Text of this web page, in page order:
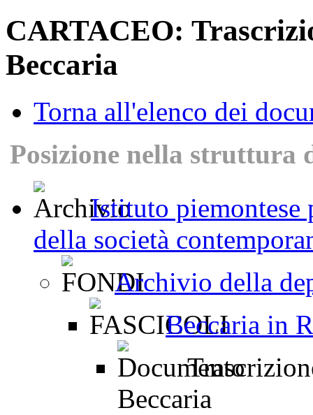
CARTACEO:
Beccaria
Torna all'elenco dei
Posizione nella struttura
Istituto piemontese
della società
Archivio della
Beccaria in
Beccaria